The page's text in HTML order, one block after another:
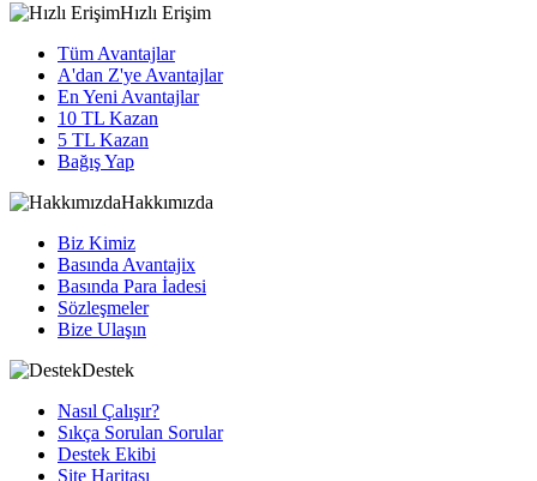
Hızlı Erişim
Tüm Avantajlar
A'dan Z'ye Avantajlar
En Yeni Avantajlar
10 TL Kazan
5 TL Kazan
Bağış Yap
Hakkımızda
Biz Kimiz
Basında Avantajix
Basında Para İadesi
Sözleşmeler
Bize Ulaşın
Destek
Nasıl Çalışır?
Sıkça Sorulan Sorular
Destek Ekibi
Site Haritası